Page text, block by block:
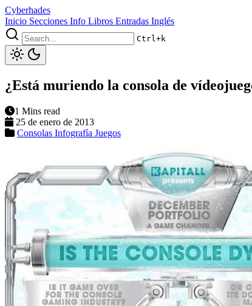
Cyberhades
Inicio Secciones Info Libros Entradas Inglés
Ctrl+k
¿Está muriendo la consola de
1 Mins read
25 de enero de 2013
Consolas Infografía Juegos